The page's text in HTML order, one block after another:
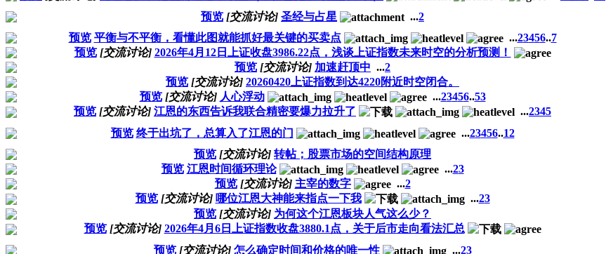
预览 [交流讨论] 圣经与占星 ...2
预览 平衡与不平衡，看懂此图就能抓好最关键的买卖点 ...23456..7
预览 [交流讨论] 2026年4月12日上证收盘3986.22点，浅谈上证指数未来时空的分析预测！
预览 [交流讨论] 加速赶顶中 ...2
预览 [交流讨论] 20260420上证指数到达4220附近时空闭合。
预览 [交流讨论] 人心浮动 ...23456..53
预览 [交流讨论] 江恩的东西告诉我联合精密要爆力拉升了 ...2345
预览 终于出坑了，总算入了江恩的门 ...23456..12
预览 [交流讨论] 转帖；股票市场的空间结构原理
预览 江恩时间循环理论 ...23
预览 [交流讨论] 主宰的数字 ...2
预览 [交流讨论] 哪位江恩大神能来指点一下我 ...23
预览 [交流讨论] 为何这个江恩板块人气这么少？
预览 [交流讨论] 2026年4月6日上证指数收盘3880.1点，关于后市走向看法汇总
预览 [交流讨论] 怎么确定时间和价格的唯一性 ...23